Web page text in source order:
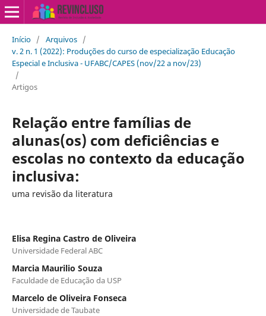
Início / Arquivos /
v. 2 n. 1 (2022): Produções do curso de especialização Educação
Especial e Inclusiva - UFABC/CAPES (nov/22 a nov/23)
/
Artigos
Relação entre famílias de
alunas(os) com deficiências e
escolas no contexto da educação
inclusiva:
uma revisão da literatura
Elisa Regina Castro de Oliveira
Universidade Federal ABC
Marcia Maurilio Souza
Faculdade de Educação da USP
Marcelo de Oliveira Fonseca
Universidade de Taubate